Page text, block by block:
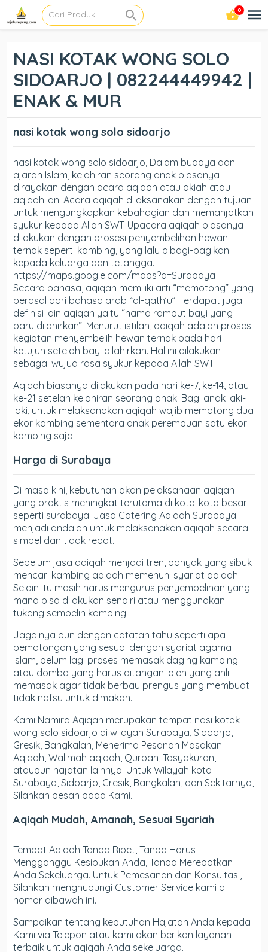
0
NASI KOTAK WONG SOLO
SIDOARJO | 082244449942 |
ENAK & MUR
nasi kotak wong solo sidoarjo
nasi kotak wong solo sidoarjo, Dalam budaya dan
ajaran Islam, kelahiran seorang anak biasanya
dirayakan dengan acara aqiqoh atau akiah atau
aqiqah-an. Acara aqiqah dilaksanakan dengan tujuan
untuk mengungkapkan kebahagian dan memanjatkan
syukur kepada Allah SWT. Upacara aqiqah biasanya
dilakukan dengan prosesi penyembelihan hewan
ternak seperti kambing, yang lalu dibagi-bagikan
kepada keluarga dan tetangga.
https://maps.google.com/maps?q=Surabaya
Secara bahasa, aqiqah memiliki arti “memotong” yang
berasal dari bahasa arab “al-qath’u”. Terdapat juga
definisi lain aqiqah yaitu “nama rambut bayi yang
baru dilahirkan”. Menurut istilah, aqiqah adalah proses
kegiatan menyembelih hewan ternak pada hari
ketujuh setelah bayi dilahirkan. Hal ini dilakukan
sebagai wujud rasa syukur kepada Allah SWT.
Aqiqah biasanya dilakukan pada hari ke-7, ke-14, atau
ke-21 setelah kelahiran seorang anak. Bagi anak laki-
laki, untuk melaksanakan aqiqah wajib memotong dua
ekor kambing sementara anak perempuan satu ekor
kambing saja.
Harga di Surabaya
Di masa kini, kebutuhan akan pelaksanaan aqiqah
yang praktis meningkat terutama di kota-kota besar
seperti surabaya. Jasa Catering Aqiqah Surabaya
menjadi andalan untuk melaksanakan aqiqah secara
simpel dan tidak repot.
Sebelum jasa aqiqah menjadi tren, banyak yang sibuk
mencari kambing aqiqah memenuhi syariat aqiqah.
Selain itu masih harus mengurus penyembelihan yang
mana bisa dilakukan sendiri atau menggunakan
tukang sembelih kambing.
Jagalnya pun dengan catatan tahu seperti apa
pemotongan yang sesuai dengan syariat agama
Islam, belum lagi proses memasak daging kambing
atau domba yang harus ditangani oleh yang ahli
memasak agar tidak berbau prengus yang membuat
tidak nafsu untuk dimakan.
Kami Namira Aqiqah merupakan tempat nasi kotak
wong solo sidoarjo di wilayah Surabaya, Sidoarjo,
Gresik, Bangkalan, Menerima Pesanan Masakan
Aqiqah, Walimah aqiqah, Qurban, Tasyakuran,
ataupun hajatan lainnya. Untuk Wilayah kota
Surabaya, Sidoarjo, Gresik, Bangkalan, dan Sekitarnya,
Silahkan pesan pada Kami.
Aqiqah Mudah, Amanah, Sesuai Syariah
Tempat Aqiqah Tanpa Ribet, Tanpa Harus
Mengganggu Kesibukan Anda, Tanpa Merepotkan
Anda Sekeluarga. Untuk Pemesanan dan Konsultasi,
Silahkan menghubungi Customer Service kami di
nomor dibawah ini.
Sampaikan tentang kebutuhan Hajatan Anda kepada
Kami via Telepon atau kami akan berikan layanan
terbaik untuk aqiqah Anda sekeluarga.